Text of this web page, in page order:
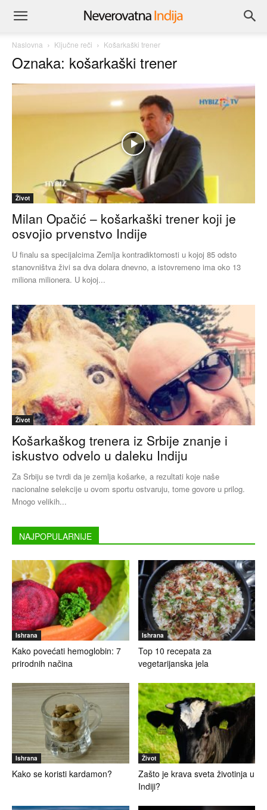
Naslovna Ključne reči Košarkaški trener
Oznaka: košarkaški trener
Život
Milan Opačić – košarkaški trener koji je
osvojio prvenstvo Indije
U finalu sa specijalcima Zemlja kontradiktornosti u kojoj 85 odsto
stanovništva živi sa dva dolara dnevno, a istovremeno ima oko 13
miliona milionera. U kojoj...
Život
Košarkaškog trenera iz Srbije znanje i
iskustvo odvelo u daleku Indiju
Za Srbiju se tvrdi da je zemlja košarke, a rezultati koje naše
nacionalne selekcije u ovom sportu ostvaruju, tome govore u prilog.
Mnogo velikih...
NAJPOPULARNIJE
Ishrana
Kako povećati hemoglobin: 7
prirodnih načina
Ishrana
Top 10 recepata za
vegetarijanska jela
Ishrana
Kako se koristi kardamon?
Život
Zašto je krava sveta životinja u
Indiji?